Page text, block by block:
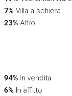
7% Villa a schiera
23% Altro
94% In vendita
6% In affitto